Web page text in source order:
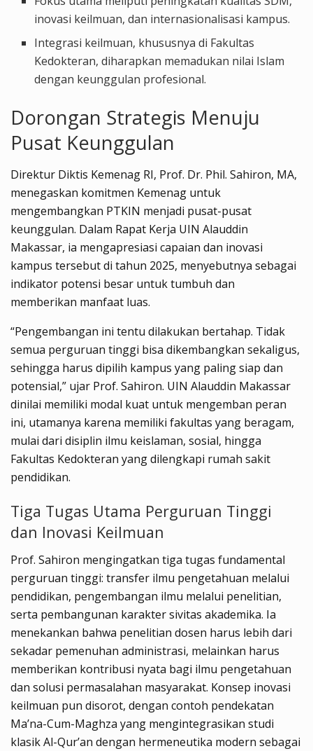
inovasi keilmuan, dan internasionalisasi kampus.
Integrasi keilmuan, khususnya di Fakultas
Kedokteran, diharapkan memadukan nilai Islam
dengan keunggulan profesional.
Dorongan Strategis Menuju
Pusat Keunggulan
Direktur Diktis Kemenag RI, Prof. Dr. Phil. Sahiron, MA,
menegaskan komitmen Kemenag untuk
mengembangkan PTKIN menjadi pusat-pusat
keunggulan. Dalam Rapat Kerja UIN Alauddin
Makassar, ia mengapresiasi capaian dan inovasi
kampus tersebut di tahun 2025, menyebutnya sebagai
indikator potensi besar untuk tumbuh dan
memberikan manfaat luas.
“Pengembangan ini tentu dilakukan bertahap. Tidak
semua perguruan tinggi bisa dikembangkan sekaligus,
sehingga harus dipilih kampus yang paling siap dan
potensial,” ujar Prof. Sahiron. UIN Alauddin Makassar
dinilai memiliki modal kuat untuk mengemban peran
ini, utamanya karena memiliki fakultas yang beragam,
mulai dari disiplin ilmu keislaman, sosial, hingga
Fakultas Kedokteran yang dilengkapi rumah sakit
pendidikan.
Tiga Tugas Utama Perguruan Tinggi
dan Inovasi Keilmuan
Prof. Sahiron mengingatkan tiga tugas fundamental
perguruan tinggi: transfer ilmu pengetahuan melalui
pendidikan, pengembangan ilmu melalui penelitian,
serta pembangunan karakter sivitas akademika. Ia
menekankan bahwa penelitian dosen harus lebih dari
sekadar pemenuhan administrasi, melainkan harus
memberikan kontribusi nyata bagi ilmu pengetahuan
dan solusi permasalahan masyarakat. Konsep inovasi
keilmuan pun disorot, dengan contoh pendekatan
Ma’na-Cum-Maghza yang mengintegrasikan studi
klasik Al-Qur’an dengan hermeneutika modern sebagai